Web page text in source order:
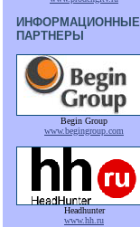
ИНФОРМАЦИОННЫЕ
ПАРТНЕРЫ
Begin Group
www.begingroup.com
Headhunter
www.hh.ru